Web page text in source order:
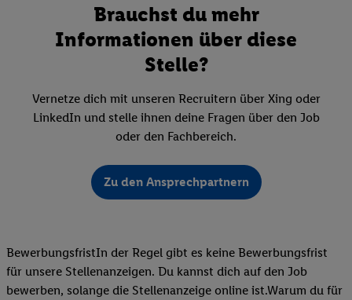
Brauchst du mehr
Informationen über diese
Stelle?
Vernetze dich mit unseren Recruitern über Xing oder
LinkedIn und stelle ihnen deine Fragen über den Job
oder den Fachbereich.
Zu den Ansprechpartnern
BewerbungsfristIn der Regel gibt es keine Bewerbungsfrist
für unsere Stellenanzeigen. Du kannst dich auf den Job
bewerben, solange die Stellenanzeige online ist.Warum du für